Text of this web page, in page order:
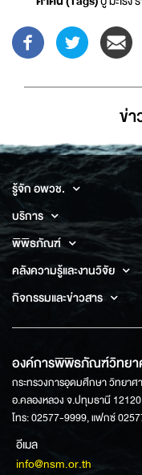
ข่
รู้จัก อพวช.
บริการ
พิพิธภัณฑ์
คลังความรู้และงานวิจัย
กิจกรรมและข่าวสาร
องค์การพิพิธภัณฑ์วิทยา
กระทรวงการอุดมศึกษา วิทยา
อ.คลองหลวง จ.ปทุมธานี 12120
โทร: 02577-9999, แฟกซ์
อีเมล
info@nsm.or.th